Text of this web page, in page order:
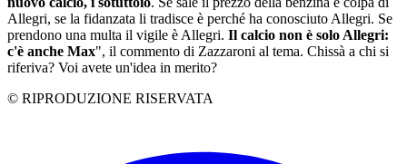
Allegri, se la fidanzata li tradisce è perché ha conosciuto Allegri. Se
prendono una multa il vigile è Allegri. Il calcio non è solo Allegri:
c'è anche Max", il commento di Zazzaroni al tema. Chissà a chi si
riferiva? Voi avete un'idea in merito?
© RIPRODUZIONE RISERVATA